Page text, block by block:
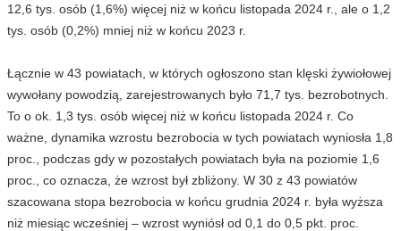
12,6 tys. osób (1,6%) więcej niż w końcu listopada 2024 r., ale o 1,2
tys. osób (0,2%) mniej niż w końcu 2023 r.
Łącznie w 43 powiatach, w których ogłoszono stan klęski żywiołowej
wywołany powodzią, zarejestrowanych było 71,7 tys. bezrobotnych.
To o ok. 1,3 tys. osób więcej niż w końcu listopada 2024 r. Co
ważne, dynamika wzrostu bezrobocia w tych powiatach wyniosła 1,8
proc., podczas gdy w pozostałych powiatach była na poziomie 1,6
proc., co oznacza, że wzrost był zbliżony. W 30 z 43 powiatów
szacowana stopa bezrobocia w końcu grudnia 2024 r. była wyższa
niż miesiąc wcześniej – wzrost wyniósł od 0,1 do 0,5 pkt. proc.